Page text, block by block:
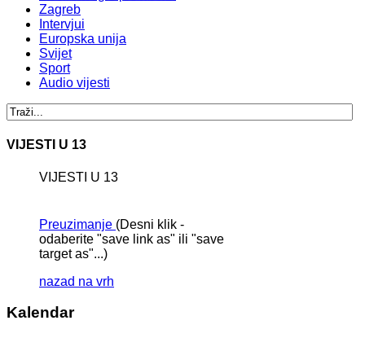
Zagreb
Intervjui
Europska unija
Svijet
Sport
Audio vijesti
VIJESTI U 13
VIJESTI U 13
Preuzimanje (Desni klik -
odaberite "save link as" ili "save
target as"...)
nazad na vrh
Kalendar